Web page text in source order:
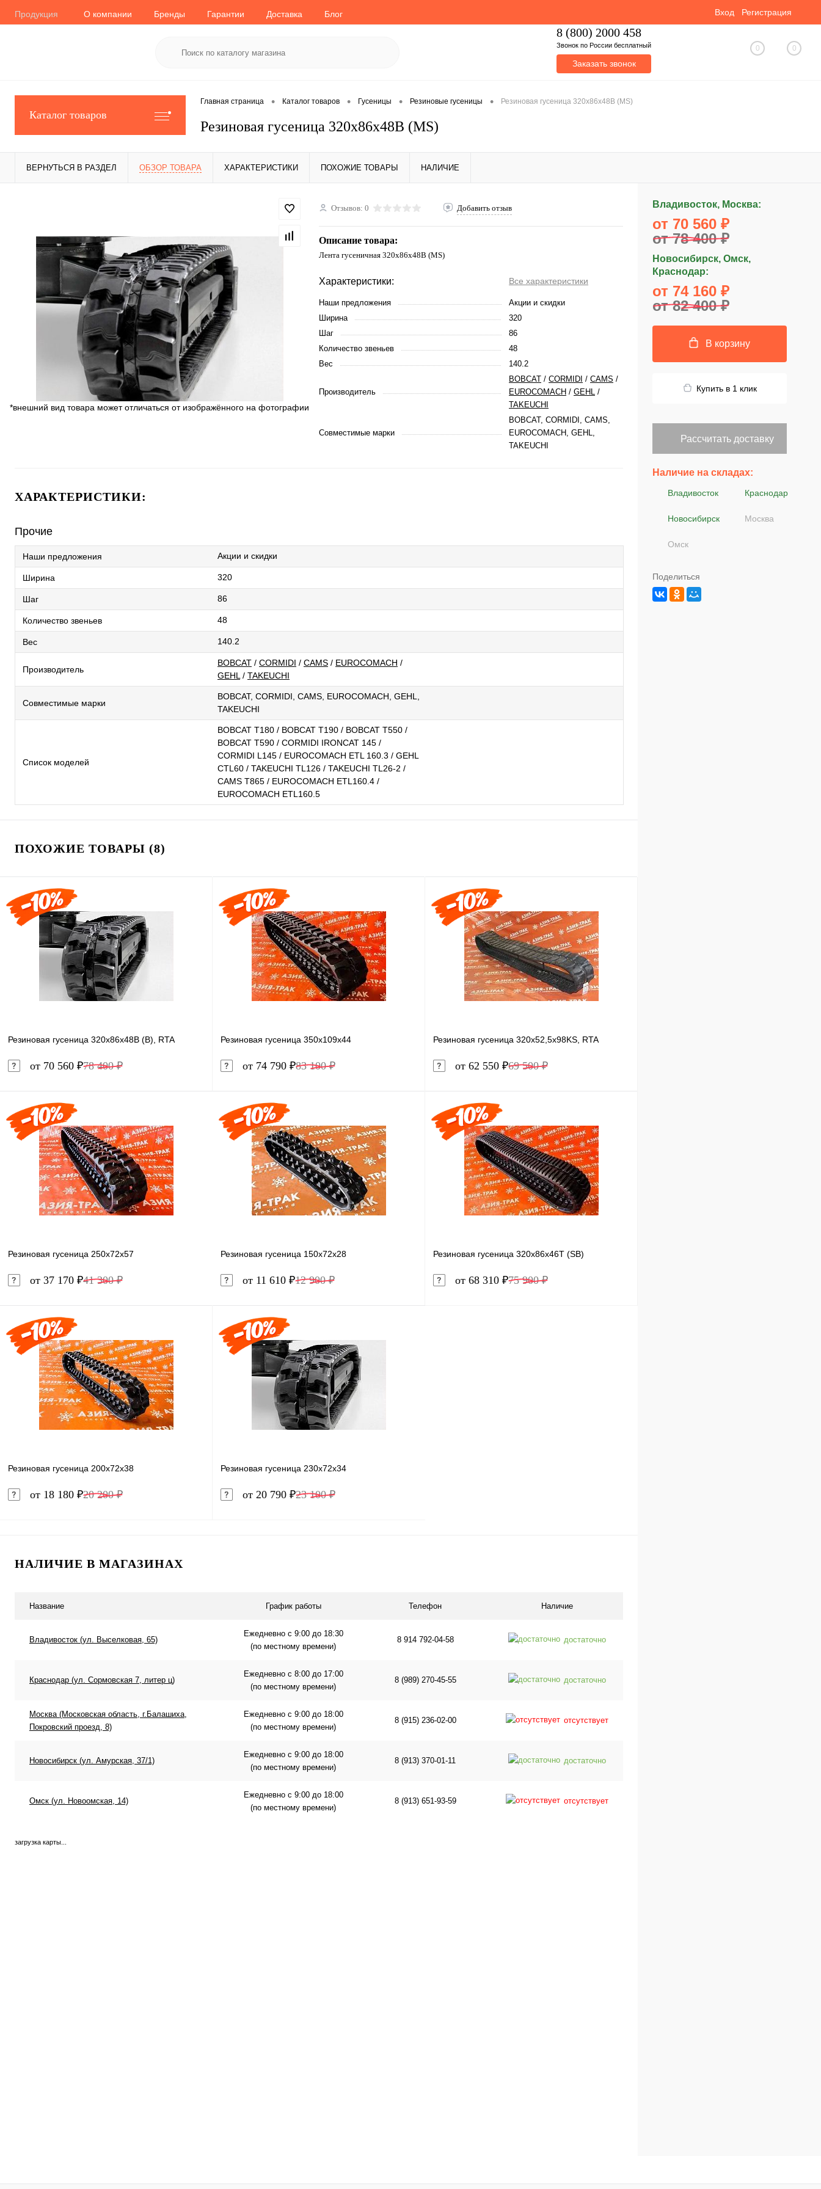
Продукция О компании Бренды Гарантии Доставка Блог Вход Регистрация
8 (800) 2000 458
Звонок по России бесплатный
Заказать звонок
0 0
Каталог товаров
Главная страница • Каталог товаров • Гусеницы • Резиновые гусеницы • Резиновая гусеница 320x86x48B (MS)
Резиновая гусеница 320x86x48B (MS)
ВЕРНУТЬСЯ В РАЗДЕЛ ОБЗОР ТОВАРА ХАРАКТЕРИСТИКИ ПОХОЖИЕ ТОВАРЫ НАЛИЧИЕ
*внешний вид товара может отличаться от изображённого на фотографии
Отзывов: 0 Добавить отзыв
Описание товара:
Лента гусеничная 320x86x48B (MS)
Характеристики: Все характеристики
Наши предложения
Акции и скидки
Ширина
320
Шаг
86
Количество звеньев
48
Вес
140.2
Производитель
BOBCAT / CORMIDI / CAMS /
EUROCOMACH / GEHL /
TAKEUCHI
Совместимые марки
BOBCAT, CORMIDI, CAMS,
EUROCOMACH, GEHL,
TAKEUCHI
ХАРАКТЕРИСТИКИ:
Прочие
Наши предложения Акции и скидки
Ширина 320
Шаг 86
Количество звеньев 48
Вес 140.2
Производитель
BOBCAT / CORMIDI / CAMS / EUROCOMACH /
GEHL / TAKEUCHI
Совместимые марки
BOBCAT, CORMIDI, CAMS, EUROCOMACH, GEHL,
TAKEUCHI
Список моделей
BOBCAT T180 / BOBCAT T190 / BOBCAT T550 /
BOBCAT T590 / CORMIDI IRONCAT 145 /
CORMIDI L145 / EUROCOMACH ETL 160.3 / GEHL
CTL60 / TAKEUCHI TL126 / TAKEUCHI TL26-2 /
CAMS T865 / EUROCOMACH ETL160.4 /
EUROCOMACH ETL160.5
ПОХОЖИЕ ТОВАРЫ (8)
Резиновая гусеница 320x86x48B (B), RTA
от 70 560 ₽78 400 ₽
Купить в 1 клик Сравнение
В избранное В наличии
Резиновая гусеница 350x109x44
от 74 790 ₽83 100 ₽
Купить в 1 клик Сравнение
В избранное Под заказ
Резиновая гусеница 320x52,5x98KS, RTA
от 62 550 ₽69 500 ₽
Купить в 1 клик Сравнение
В избранное В наличии
Резиновая гусеница 250x72x57
от 37 170 ₽41 300 ₽
Купить в 1 клик Сравнение
В избранное В наличии
Резиновая гусеница 150x72x28
от 11 610 ₽12 900 ₽
Купить в 1 клик Сравнение
В избранное Под заказ
Резиновая гусеница 320x86x46T (SB)
от 68 310 ₽75 900 ₽
Резиновая гусеница 200x72x38
от 18 180 ₽20 200 ₽
Купить в 1 клик Сравнение
Резиновая гусеница 230x72x34
от 20 790 ₽23 100 ₽
НАЛИЧИЕ В МАГАЗИНАХ
Название График работы Телефон Наличие
Владивосток (ул. Выселковая, 65)
Ежедневно с 9:00 до 18:30
(по местному времени)
8 914 792-04-58 достаточно
Краснодар (ул. Сормовская 7, литер ц)
Ежедневно с 8:00 до 17:00
(по местному времени)
8 (989) 270-45-55 достаточно
Москва (Московская область, г.Балашиха,
Покровский проезд, 8)
Ежедневно с 9:00 до 18:00
(по местному времени)
8 (915) 236-02-00 отсутствует
Новосибирск (ул. Амурская, 37/1)
Ежедневно с 9:00 до 18:00
(по местному времени)
8 (913) 370-01-11 достаточно
Омск (ул. Новоомская, 14)
Ежедневно с 9:00 до 18:00
(по местному времени)
8 (913) 651-93-59 отсутствует
загрузка карты...
Владивосток, Москва:
от 70 560 ₽
от 78 400 ₽
Новосибирск, Омск,
Краснодар:
от 74 160 ₽
от 82 400 ₽
В корзину
Купить в 1 клик
Рассчитать доставку
Наличие на складах:
Владивосток Краснодар
Новосибирск Москва
Омск
Поделиться